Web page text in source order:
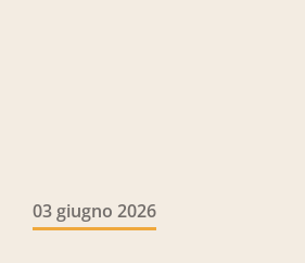
03 giugno 2026